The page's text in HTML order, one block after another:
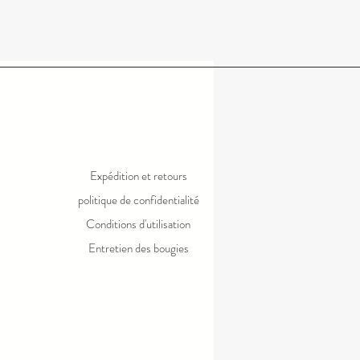
Expédition et retours
politique de confidentialité
Conditions d'utilisation
Entretien des bougies